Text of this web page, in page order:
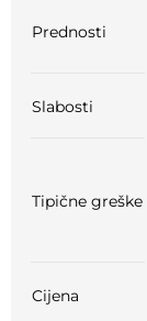
Prednosti
Slabosti
Tipične greške
Cijena